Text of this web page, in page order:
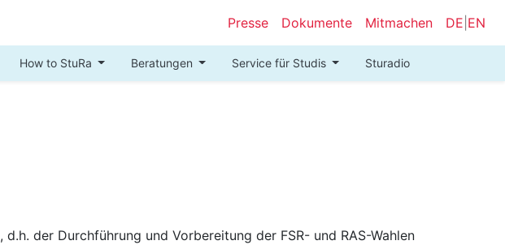
Presse Dokumente Mitmachen DE EN
How to StuRa Beratungen Service für Studis Sturadio
, d.h. der Durchführung und Vorbereitung der FSR- und RAS-Wahlen